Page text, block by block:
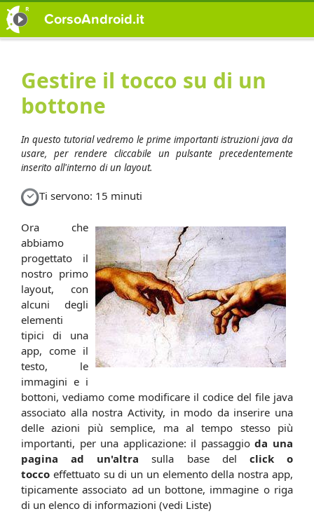
CorsoAndroid.it
Gestire il tocco su di un
bottone
In questo tutorial vedremo le prime importanti istruzioni java da
usare, per rendere cliccabile un pulsante precedentemente
inserito all'interno di un layout.
Ti servono: 15 minuti
Ora che
abbiamo
progettato il
nostro primo
layout, con
alcuni degli
elementi
tipici di una
app, come il
testo, le
immagini e i
bottoni, vediamo come modificare il codice del file java
associato alla nostra Activity, in modo da inserire una
delle azioni più semplice, ma al tempo stesso più
importanti, per una applicazione: il passaggioda una
pagina ad un'altra sulla base del click o
tocco effettuato su di un un elemento della nostra app,
tipicamente associato ad un bottone, immagine o riga
di un elenco di informazioni (vedi Liste)